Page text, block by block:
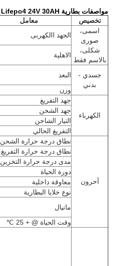
مواصفات بطارية Lifepo4 24V 30AH
تخصيص
معامل
اسمى،
صورى
شكلى،
بالاسم فقط
الجهد االكهربى
الاهلية
جسدي -
بدني
البعد
وزن
الكهرباء
جهد التفريغ
جهد الشحن
التيار الشاحن
التفريغ الحالي
آحرون
نطاق درجة حرارة الشحن
نطاق درجة حرارة التفريغ
مدى درجة حرارة التخزين
دورة الحياة
معاوقة داخلية
نوع خلايا البطارية
ماتيال
وقت الحياة @ + 25 ℃